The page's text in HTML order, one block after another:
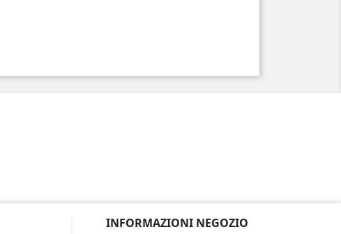
INFORMAZIONI NEGOZIO